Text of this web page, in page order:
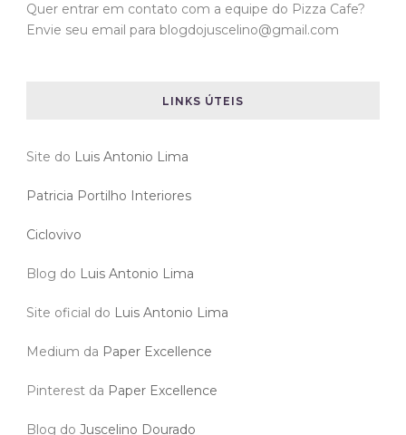
Quer entrar em contato com a equipe do Pizza Cafe?
Envie seu email para blogdojuscelino@gmail.com
LINKS ÚTEIS
Site do Luis Antonio Lima
Patricia Portilho Interiores
Ciclovivo
Blog do Luis Antonio Lima
Site oficial do Luis Antonio Lima
Medium da Paper Excellence
Pinterest da Paper Excellence
Blog do Juscelino Dourado